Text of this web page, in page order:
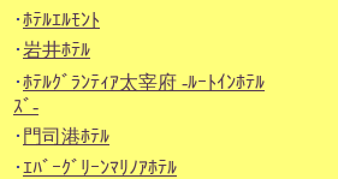
･ﾎﾃﾙｴﾙﾓﾝﾄ
･岩井ﾎﾃﾙ
･ﾎﾃﾙｸﾞﾗﾝﾃｨｱ太宰府 -ﾙｰﾄｲﾝﾎﾃﾙ
ｽﾞ-
･ 門司港ﾎﾃﾙ
･ｴﾊﾞｰｸﾞﾘｰﾝﾏﾘﾉｱﾎﾃﾙ